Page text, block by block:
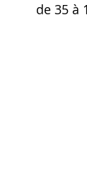
de 35 à